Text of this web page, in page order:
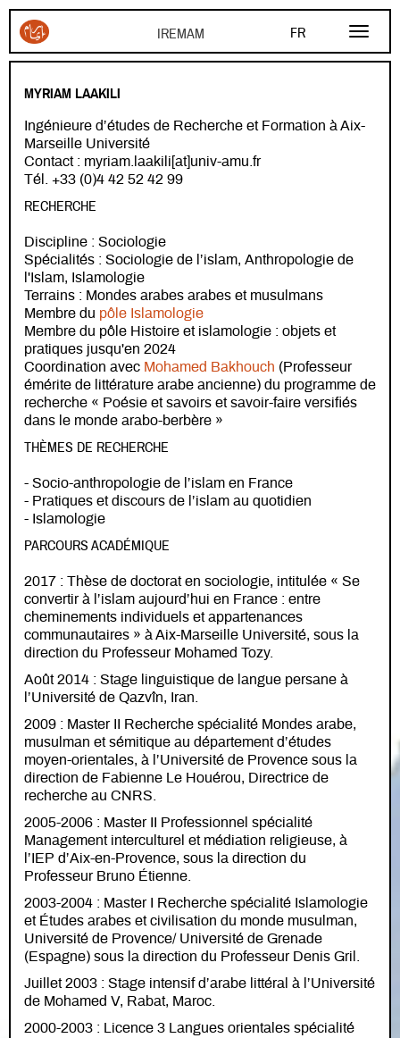
FR
EN
Aller au contenu principal
MYRIAM LAAKILI
Ingénieure d’études de Recherche et Formation à Aix-
Marseille Université
Contact : myriam.laakili[at]univ-amu.fr
Tél. +33 (0)4 42 52 42 99
RECHERCHE
Discipline : Sociologie
Spécialités : Sociologie de l’islam, Anthropologie de
l'Islam, Islamologie
Terrains : Mondes arabes arabes et musulmans
Membre du pôle Islamologie
Membre du pôle Histoire et islamologie : objets et
pratiques jusqu'en 2024
Coordination avec Mohamed Bakhouch (Professeur
émérite de littérature arabe ancienne) du programme de
recherche « Poésie et savoirs et savoir-faire versifiés
dans le monde arabo-berbère »
THÈMES DE RECHERCHE
- Socio-anthropologie de l’islam en France
- Pratiques et discours de l’islam au quotidien
- Islamologie
PARCOURS ACADÉMIQUE
2017 : Thèse de doctorat en sociologie, intitulée « Se
convertir à l’islam aujourd’hui en France : entre
cheminements individuels et appartenances
communautaires » à Aix-Marseille Université, sous la
direction du Professeur Mohamed Tozy.
Août 2014 : Stage linguistique de langue persane à
l’Université de Qazvîn, Iran.
2009 : Master II Recherche spécialité Mondes arabe,
musulman et sémitique au département d’études
moyen-orientales, à l’Université de Provence sous la
direction de Fabienne Le Houérou, Directrice de
recherche au CNRS.
2005-2006 : Master II Professionnel spécialité
Management interculturel et médiation religieuse, à
l’IEP d’Aix-en-Provence, sous la direction du
Professeur Bruno Étienne.
2003-2004 : Master I Recherche spécialité Islamologie
et Études arabes et civilisation du monde musulman,
Université de Provence/ Université de Grenade
(Espagne) sous la direction du Professeur Denis Gril.
Juillet 2003 : Stage intensif d’arabe littéral à l’Université
de Mohamed V, Rabat, Maroc.
2000-2003 : Licence 3 Langues orientales spécialité